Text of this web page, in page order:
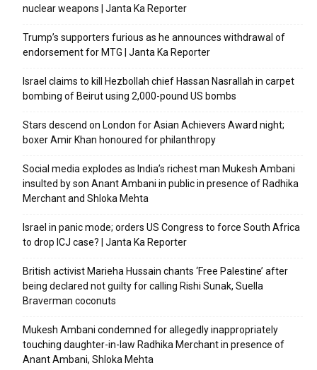
nuclear weapons | Janta Ka Reporter
Trump’s supporters furious as he announces withdrawal of
endorsement for MTG | Janta Ka Reporter
Israel claims to kill Hezbollah chief Hassan Nasrallah in carpet
bombing of Beirut using 2,000-pound US bombs
Stars descend on London for Asian Achievers Award night;
boxer Amir Khan honoured for philanthropy
Social media explodes as India’s richest man Mukesh Ambani
insulted by son Anant Ambani in public in presence of Radhika
Merchant and Shloka Mehta
Israel in panic mode; orders US Congress to force South Africa
to drop ICJ case? | Janta Ka Reporter
British activist Marieha Hussain chants ‘Free Palestine’ after
being declared not guilty for calling Rishi Sunak, Suella
Braverman coconuts
Mukesh Ambani condemned for allegedly inappropriately
touching daughter-in-law Radhika Merchant in presence of
Anant Ambani, Shloka Mehta